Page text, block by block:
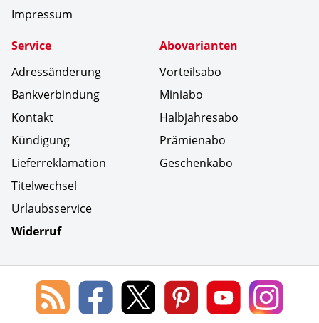
Impressum
Service
Adressänderung
Bankverbindung
Kontakt
Kündigung
Lieferreklamation
Titelwechsel
Urlaubsservice
Widerruf
Abovarianten
Vorteilsabo
Miniabo
Halbjahresabo
Prämienabo
Geschenkabo
Social Media
Blog
des
Lorenz
Leserservice
Lorenz
Leserservice
Lorenz
Leserservice
Lorenz
Leserservice
Lorenz